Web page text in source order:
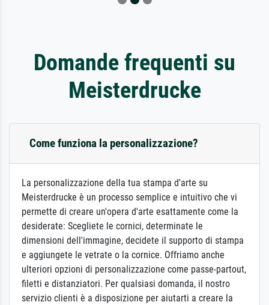
Domande frequenti su
Meisterdrucke
Come funziona la personalizzazione?
La personalizzazione della tua stampa d'arte su
Meisterdrucke è un processo semplice e intuitivo che vi
permette di creare un'opera d'arte esattamente come la
desiderate: Scegliete le cornici, determinate le
dimensioni dell'immagine, decidete il supporto di stampa
e aggiungete le vetrate o la cornice. Offriamo anche
ulteriori opzioni di personalizzazione come passe-partout,
filetti e distanziatori. Per qualsiasi domanda, il nostro
servizio clienti è a disposizione per aiutarti a creare la